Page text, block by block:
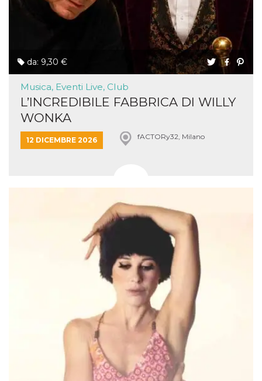
da: 9,30 €
Musica, Eventi Live, Club
L’INCREDIBILE FABBRICA DI WILLY
WONKA
12 DICEMBRE 2026 fACTORy32, Milano